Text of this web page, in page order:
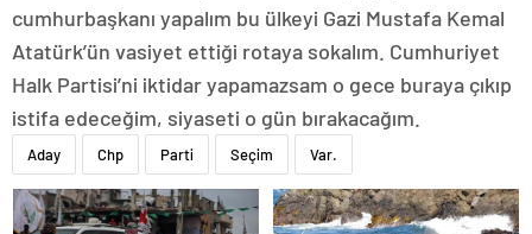
cumhurbaşkanı yapalım bu ülkeyi Gazi Mustafa Kemal
Atatürk’ün vasiyet ettiği rotaya sokalım. Cumhuriyet
Halk Partisi’ni iktidar yapamazsam o gece buraya çıkıp
istifa edeceğim, siyaseti o gün bırakacağım.
Aday Chp Parti Seçim Var.